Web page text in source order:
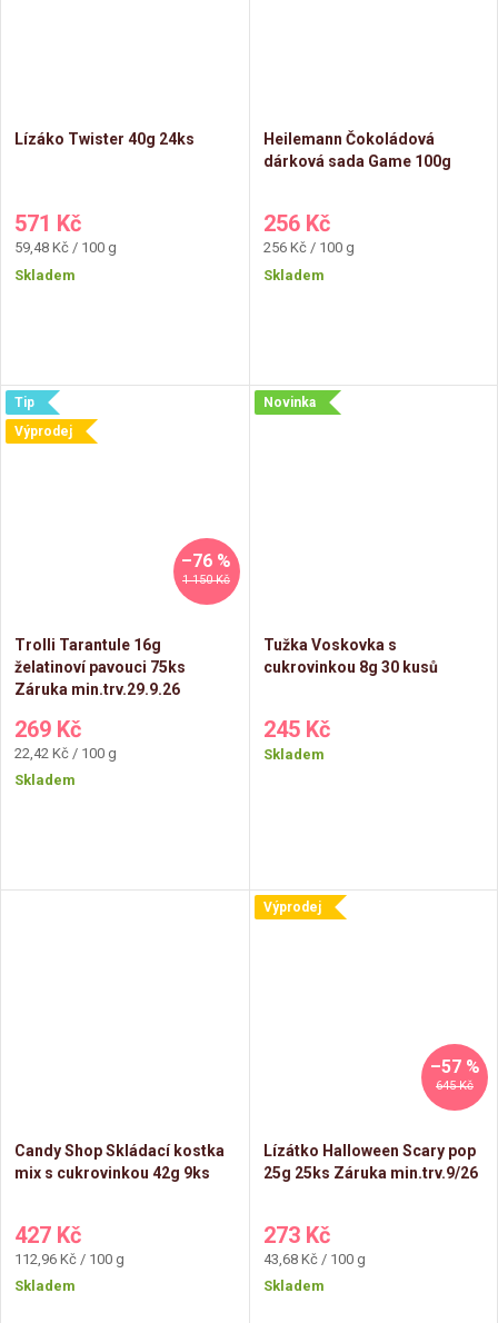
Lízáko Twister 40g 24ks
571 Kč
Měrná
cena:
59,48 Kč / 100 g
Skladem
Heilemann Čokoládová
dárková sada Game 100g
256 Kč
Měrná
cena:
256 Kč / 100 g
Skladem
Tip
Výprodej
1 150 Kč
–76 %
Trolli Tarantule 16g
želatinoví pavouci 75ks
Záruka min.trv.29.9.26
269 Kč
Měrná
cena:
22,42 Kč / 100 g
Skladem
Novinka
Tužka Voskovka s
cukrovinkou 8g 30 kusů
245 Kč
Skladem
Candy Shop Skládací kostka
mix s cukrovinkou 42g 9ks
427 Kč
Měrná
cena:
112,96 Kč / 100 g
Skladem
Výprodej
645 Kč
–57 %
Lízátko Halloween Scary pop
25g 25ks Záruka min.trv.9/26
273 Kč
Měrná
cena:
43,68 Kč / 100 g
Skladem